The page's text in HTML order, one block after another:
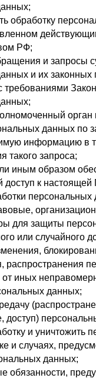
обработку
РФ;
и запросы
и их законных
требованиями
орган
данных по
информацию в
такого запроса;
иным образом
доступ к настоящей
персональных
для защиты
или случайного
распространения
иных
данных;
доступ)
и уничтожить
и случаях,
данных;
обязанности,